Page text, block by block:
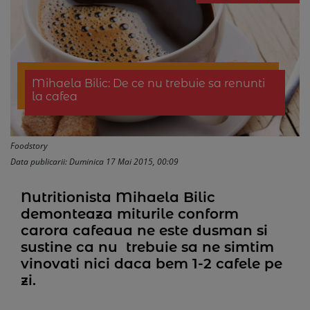
Mihaela Bilic: De ce nu trebuie sa renunti
la cafea
Foodstory
Data publicarii: Duminica 17 Mai 2015, 00:09
Nutritionista Mihaela Bilic
demonteaza miturile conform
carora cafeaua ne este dusman si
sustine ca nu trebuie sa ne simtim
vinovati nici daca bem 1-2 cafele pe
zi.